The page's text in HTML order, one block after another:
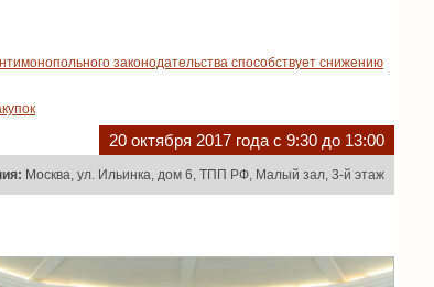
законодательства способствует снижению
20 октября 2017 года с 9:30 до 13:00
Москва, ул. Ильинка, дом 6, ТПП РФ, Малый зал, 3-й этаж